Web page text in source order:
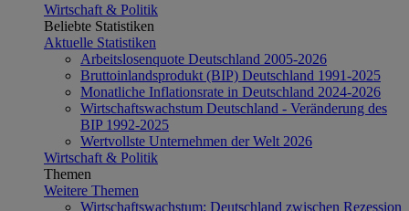
Wirtschaft & Politik
Beliebte Statistiken
Aktuelle Statistiken
Arbeitslosenquote Deutschland 2005-2026
Bruttoinlandsprodukt (BIP) Deutschland 1991-2025
Monatliche Inflationsrate in Deutschland 2024-2026
Wirtschaftswachstum Deutschland - Veränderung des
BIP 1992-2025
Wertvollste Unternehmen der Welt 2026
Wirtschaft & Politik
Themen
Weitere Themen
Wirtschaftswachstum: Deutschland zwischen Rezession